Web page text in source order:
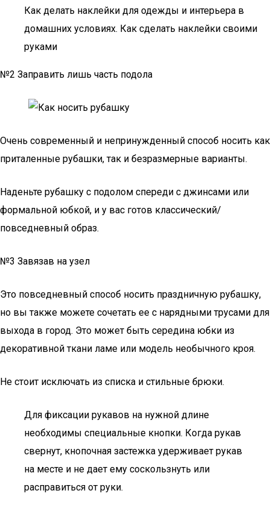
Как делать наклейки для одежды и интерьера в
домашних условиях. Как сделать наклейки своими
руками
№2 Заправить лишь часть подола
Очень современный и непринужденный способ носить как
приталенные рубашки, так и безразмерные варианты.
Наденьте рубашку с подолом спереди с джинсами или
формальной юбкой, и у вас готов классический/
повседневный образ.
№3 Завязав на узел
Это повседневный способ носить праздничную рубашку,
но вы также можете сочетать ее с нарядными трусами для
выхода в город. Это может быть середина юбки из
декоративной ткани ламе или модель необычного кроя.
Не стоит исключать из списка и стильные брюки.
Для фиксации рукавов на нужной длине
необходимы специальные кнопки. Когда рукав
свернут, кнопочная застежка удерживает рукав
на месте и не дает ему соскользнуть или
расправиться от руки.